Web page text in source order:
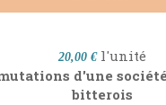
20,00 € l'unité
d'une
bitterois